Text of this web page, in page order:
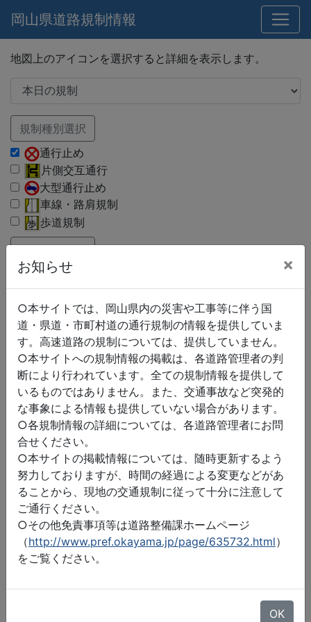
岡山県道路規制情報
お知らせ ×
○本サイトでは、岡山県内の災害や工事等に伴う国
道・県道・市町村道の通行規制の情報を提供していま
す。高速道路の規制については、提供していません。
○本サイトへの規制情報の掲載は、各道路管理者の判
断により行われています。全ての規制情報を提供して
いるものではありません。また、交通事故など突発的
な事象による情報も提供していない場合があります。
○各規制情報の詳細については、各道路管理者にお問
合せください。
○本サイトの掲載情報については、随時更新するよう
努力しておりますが、時間の経過による変更などがあ
ることから、現地の交通規制に従って十分に注意して
ご通行ください。
○その他免責事項等は道路整備課ホームページ
（http://www.pref.okayama.jp/page/635732.html）
をご覧ください。
OK
地図上のアイコンを選択すると詳細を表示します。
規制種別選択
通行止め
片側交互通行
大型通行止め
車線・路肩規制
歩道規制
路線種別選択
国道
県道
市町村道
地図データ©2026 ZENRIN